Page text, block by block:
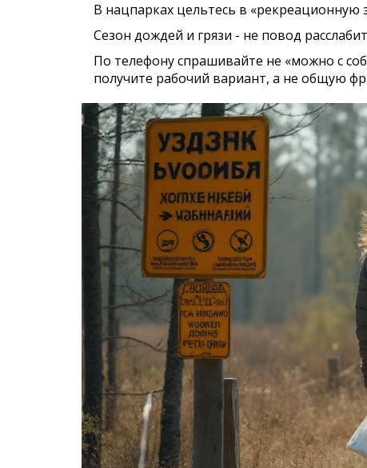
В нацпарках цельтесь в «рекреационную
Сезон дождей и грязи - не повод
По телефону спрашивайте не «можно с
получите рабочий вариант, а не общую